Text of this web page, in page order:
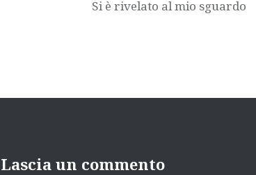
Si è rivelato al mio sguardo
Lascia un commento